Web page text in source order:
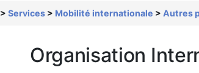
> Services > Mobilité internationale > Autres
Organisation